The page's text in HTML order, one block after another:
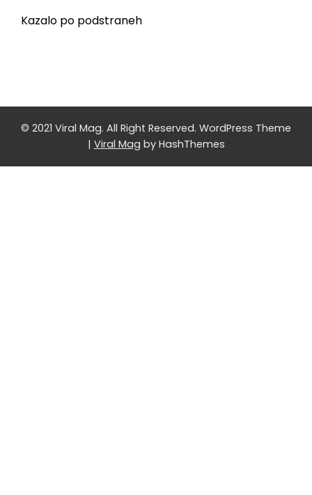
Kazalo po podstraneh
© 2021 Viral Mag. All Right Reserved. WordPress Theme
| Viral Mag by HashThemes